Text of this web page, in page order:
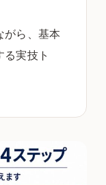
がら、基本
実技ト